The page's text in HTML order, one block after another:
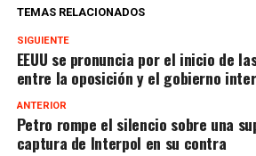
TEMAS RELACIONADOS
SIGUIENTE
EEUU se pronuncia por el inicio de
entre la oposición y el gobierno
ANTERIOR
Petro rompe el silencio sobre una
captura de Interpol en su contra